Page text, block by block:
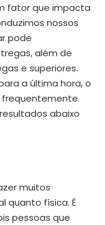
fator que impacta
nossos
pode
além de
e superiores.
a última hora, o
frequentemente
abaixo
muitos
quanto física. É
pessoas que